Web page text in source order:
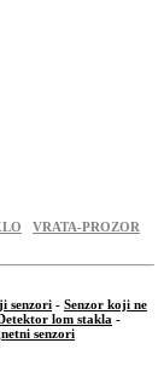
VRATA-PROZOR
senzori - Senzor koji ne
lom stakla -
senzori